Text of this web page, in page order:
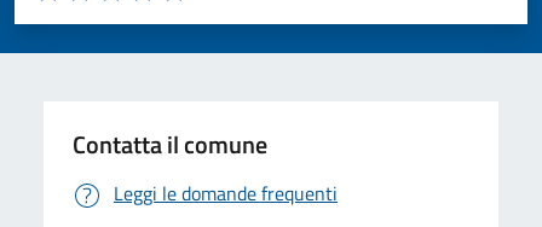
Valuta 5 stelle su 5
Valuta 4 stelle su 5
Valuta 3 stelle su 5
Valuta 2 stelle su 5
Valuta 1 stelle su 5
Contatta il comune
Leggi le domande frequenti